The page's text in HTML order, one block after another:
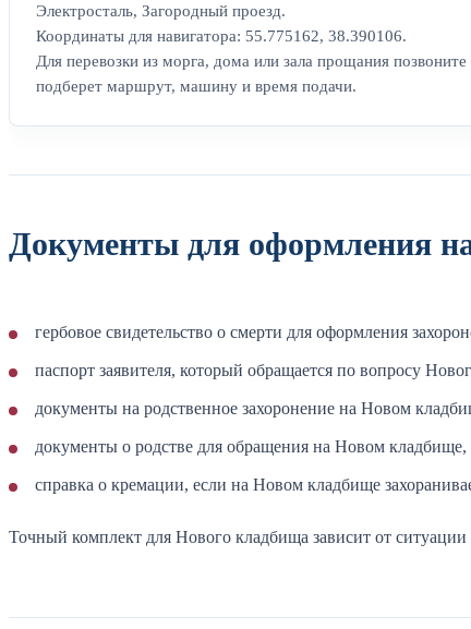
Электросталь, Загородный проезд.
Координаты для навигатора: 55.775162, 38.390106.
Для перевозки из морга, дома или зала прощания
подберет маршрут, машину и время подачи.
Документы для оформления
гербовое свидетельство о смерти для оформления
паспорт заявителя, который обращается по вопросу
документы на родственное захоронение на Новом
документы о родстве для обращения на Новом
справка о кремации, если на Новом кладбище
Точный комплект для Нового кладбища зависит от